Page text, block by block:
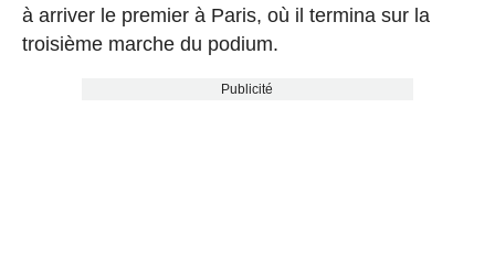
à arriver le premier à Paris, où il termina sur la
troisième marche du podium.
Publicité